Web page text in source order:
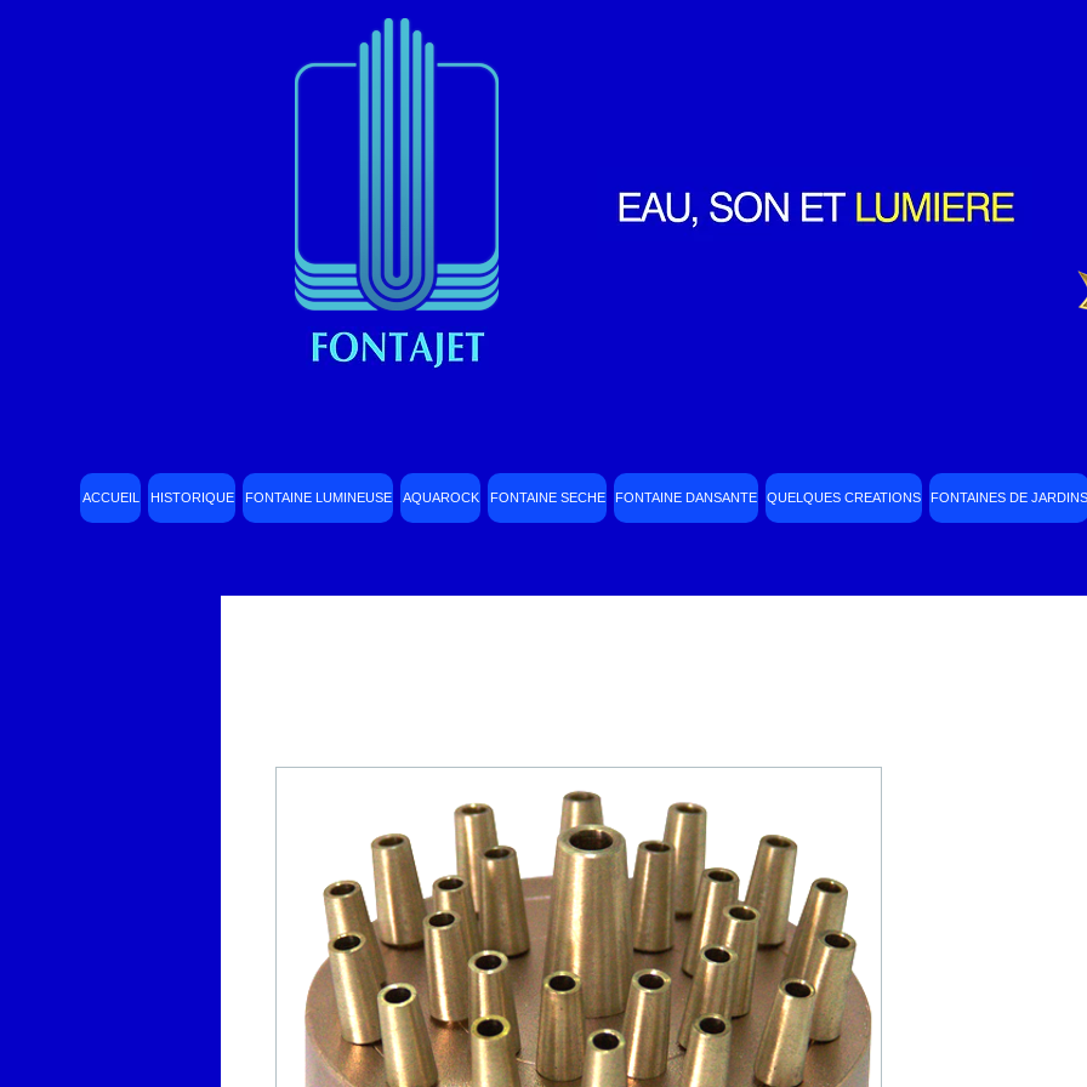
ACCUEIL HISTORIQUE FONTAINE LUMINEUSE AQUAROCK FONTAINE SECHE FONTAINE DANSANTE QUELQUES CREATIONS FONTAINES DE JARDINS